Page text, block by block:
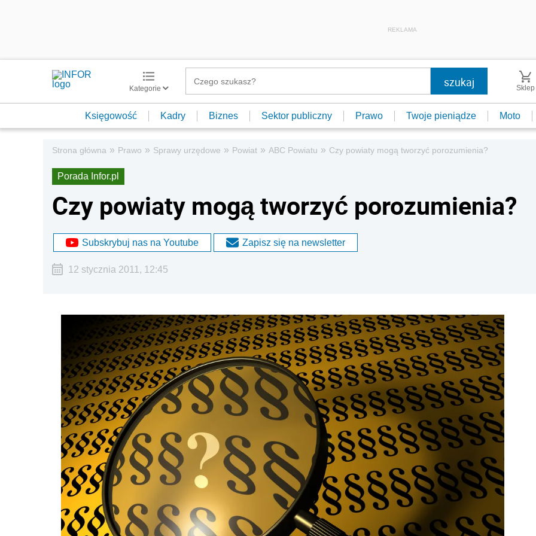
REKLAMA
Kategorie Sklep
Księgowość Kadry Biznes Sektor publiczny Prawo Twoje pieniądze Moto
Strona główna » Prawo » Sprawy urzędowe » Powiat » ABC Powiatu » Czy powiaty mogą tworzyć porozumienia?
Porada Infor.pl
Czy powiaty mogą tworzyć porozumienia?
Subskrybuj nas na Youtube Zapisz się na newsletter
12 stycznia 2011, 12:45